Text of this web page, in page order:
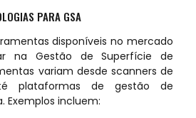
PARA GSA
disponíveis no mercado
na Gestão de Superfície de
variam desde scanners de
plataformas de gestão de
Exemplos incluem: